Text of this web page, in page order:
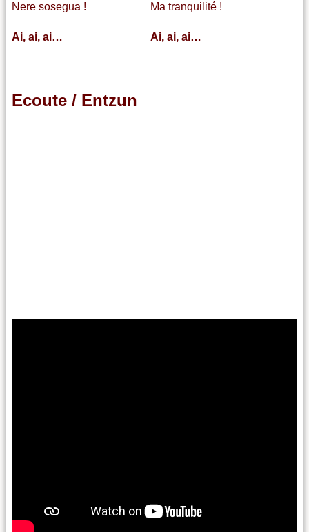
Nere sosegua !
Ai, ai, ai…
Ma tranquilité !
Ai, ai, ai…
Ecoute / Entzun